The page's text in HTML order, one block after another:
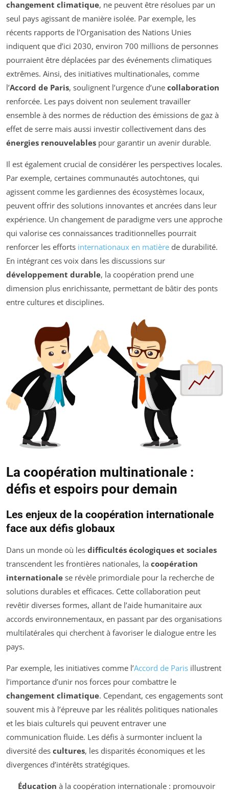
changement climatique, ne peuvent être résolues par un
seul pays agissant de manière isolée. Par exemple, les
récents rapports de l’Organisation des Nations Unies
indiquent que d’ici 2030, environ 700 millions de personnes
pourraient être déplacées par des événements climatiques
extrêmes. Ainsi, des initiatives multinationales, comme
l’Accord de Paris, soulignent l’urgence d’une collaboration
renforcée. Les pays doivent non seulement travailler
ensemble à des normes de réduction des émissions de gaz à
effet de serre mais aussi investir collectivement dans des
énergies renouvelables pour garantir un avenir durable.
Il est également crucial de considérer les perspectives locales.
Par exemple, certaines communautés autochtones, qui
agissent comme les gardiennes des écosystèmes locaux,
peuvent offrir des solutions innovantes et ancrées dans leur
expérience. Un changement de paradigme vers une approche
qui valorise ces connaissances traditionnelles pourrait
renforcer les efforts internationaux en matière de durabilité.
En intégrant ces voix dans les discussions sur
développement durable, la coopération prend une
dimension plus enrichissante, permettant de bâtir des ponts
entre cultures et disciplines.
La coopération multinationale :
défis et espoirs pour demain
Les enjeux de la coopération internationale
face aux défis globaux
Dans un monde où les difficultés écologiques et sociales
transcendent les frontières nationales, la coopération
internationale se révèle primordiale pour la recherche de
solutions durables et efficaces. Cette collaboration peut
revêtir diverses formes, allant de l’aide humanitaire aux
accords environnementaux, en passant par des organisations
multilatérales qui cherchent à favoriser le dialogue entre les
pays.
Par exemple, les initiatives comme l’Accord de Paris illustrent
l’importance d’unir nos forces pour combattre le
changement climatique. Cependant, ces engagements sont
souvent mis à l’épreuve par les réalités politiques nationales
et les biais culturels qui peuvent entraver une
communication fluide. Les défis à surmonter incluent la
diversité des cultures, les disparités économiques et les
divergences d’intérêts stratégiques.
Éducation à la coopération internationale : promouvoir